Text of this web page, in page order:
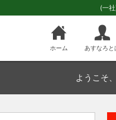
(一
ホーム あすなろと
ようこそ